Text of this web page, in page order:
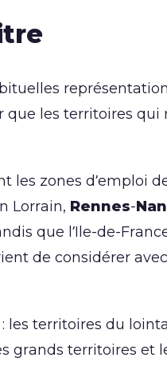
que les territoires qui
les zones d’emploi
Lorrain, Rennes-
que l’Ile-de-
de considérer avec
les territoires du
grands territoires et